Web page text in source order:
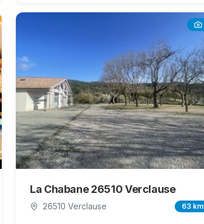
La Chabane 26510 Verclause
26510 Verclause 63 km